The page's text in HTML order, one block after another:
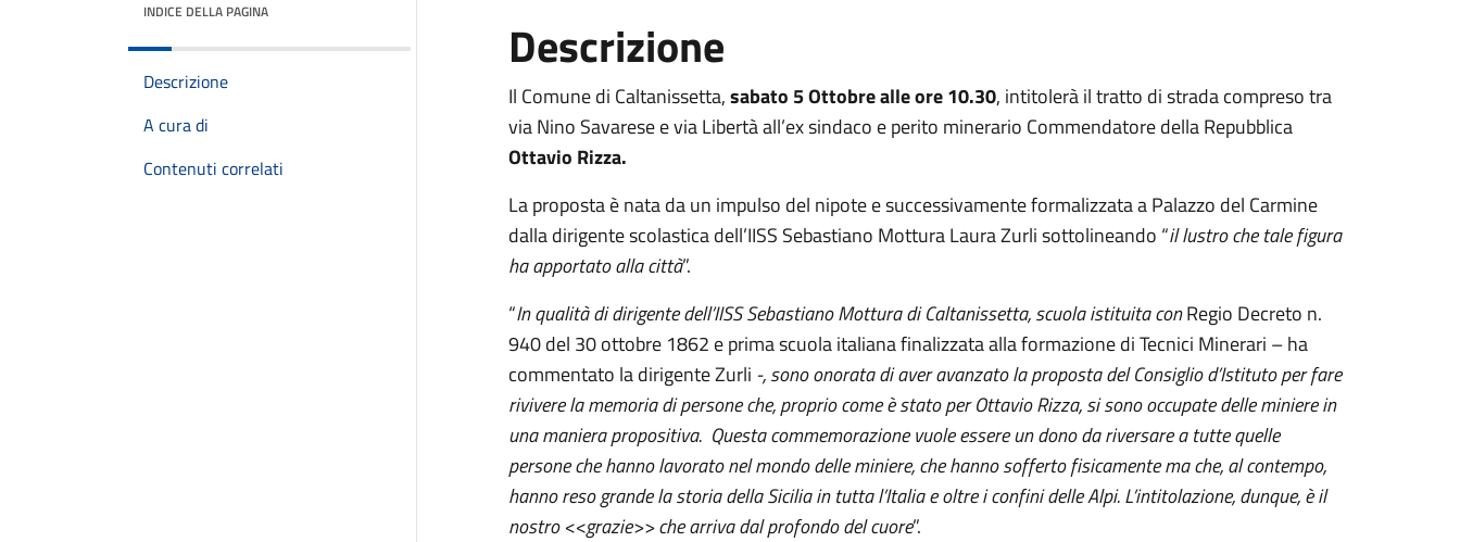
INDICE DELLA PAGINA
Descrizione
A cura di
Contenuti correlati
Descrizione
Il Comune di Caltanissetta,sabato 5 Ottobre alle ore 10.30, intitolerà il tratto di strada compreso tra
via Nino Savarese e via Libertà all’ex sindaco e perito minerario Commendatore della Repubblica
Ottavio Rizza.
La proposta è nata da un impulso del nipote e successivamente formalizzata a Palazzo del Carmine
dalla dirigente scolastica dell’IISS Sebastiano Mottura Laura Zurli sottolineando “il lustro che tale figura
ha apportato alla città”.
“In qualità di dirigente dell’IISS Sebastiano Mottura di Caltanissetta, scuola istituita conRegio Decreto n.
940 del 30 ottobre 1862 e prima scuola italiana finalizzata alla formazione di Tecnici Minerari – ha
commentato la dirigente Zurli -, sono onorata di aver avanzato la proposta del Consiglio d’Istituto per fare
rivivere la memoria di persone che, proprio come è stato per Ottavio Rizza, si sono occupate delle miniere in
una maniera propositiva. Questa commemorazione vuole essere un dono da riversare a tutte quelle
persone che hanno lavorato nel mondo delle miniere, che hanno sofferto fisicamente ma che, al contempo,
hanno reso grande la storia della Sicilia in tutta l’Italia e oltre i confini delle Alpi. L’intitolazione, dunque, è il
nostro <<grazie>> che arriva dal profondo del cuore”.